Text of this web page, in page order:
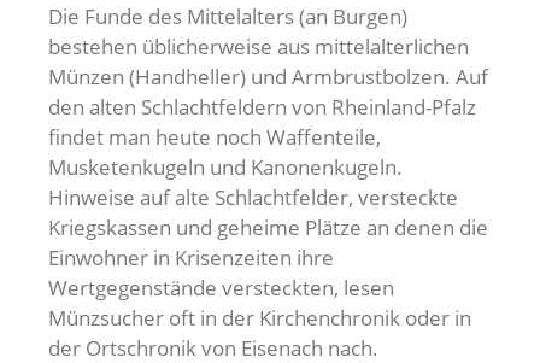
Die Funde des Mittelalters (an Burgen)
bestehen üblicherweise aus mittelalterlichen
Münzen (Handheller) und Armbrustbolzen. Auf
den alten Schlachtfeldern von Rheinland-Pfalz
findet man heute noch Waffenteile,
Musketenkugeln und Kanonenkugeln.
Hinweise auf alte Schlachtfelder, versteckte
Kriegskassen und geheime Plätze an denen die
Einwohner in Krisenzeiten ihre
Wertgegenstände versteckten, lesen
Münzsucher oft in der Kirchenchronik oder in
der Ortschronik von Eisenach nach.